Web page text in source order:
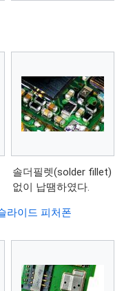
솔더필렛(solder fillet)
없이 납땜하였다.
라이드 피처폰